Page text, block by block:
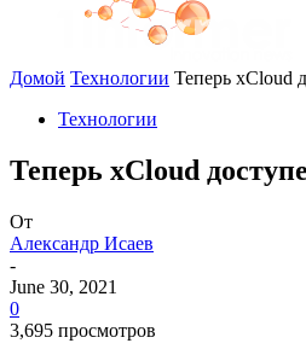
Домой Технологии Теперь xCloud
Технологии
Теперь xCloud
От
Александр Исаев
-
June 30, 2021
0
3,695 просмотров